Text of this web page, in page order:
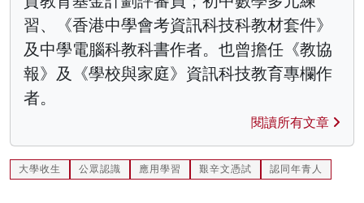
習、《香港中學會考資訊科技科教材套件》
及中學電腦科教科書作者。也曾擔任《教協
報》及《學校與家庭》資訊科技教育專欄作
者。
閱讀所有文章
大學收生 公眾認識 應用學習 艱辛文憑試 認同年青人